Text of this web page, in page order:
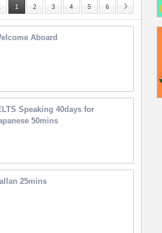
1 2 3 4 5 6
Aboard
Speaking 40days for
50mins
25mins